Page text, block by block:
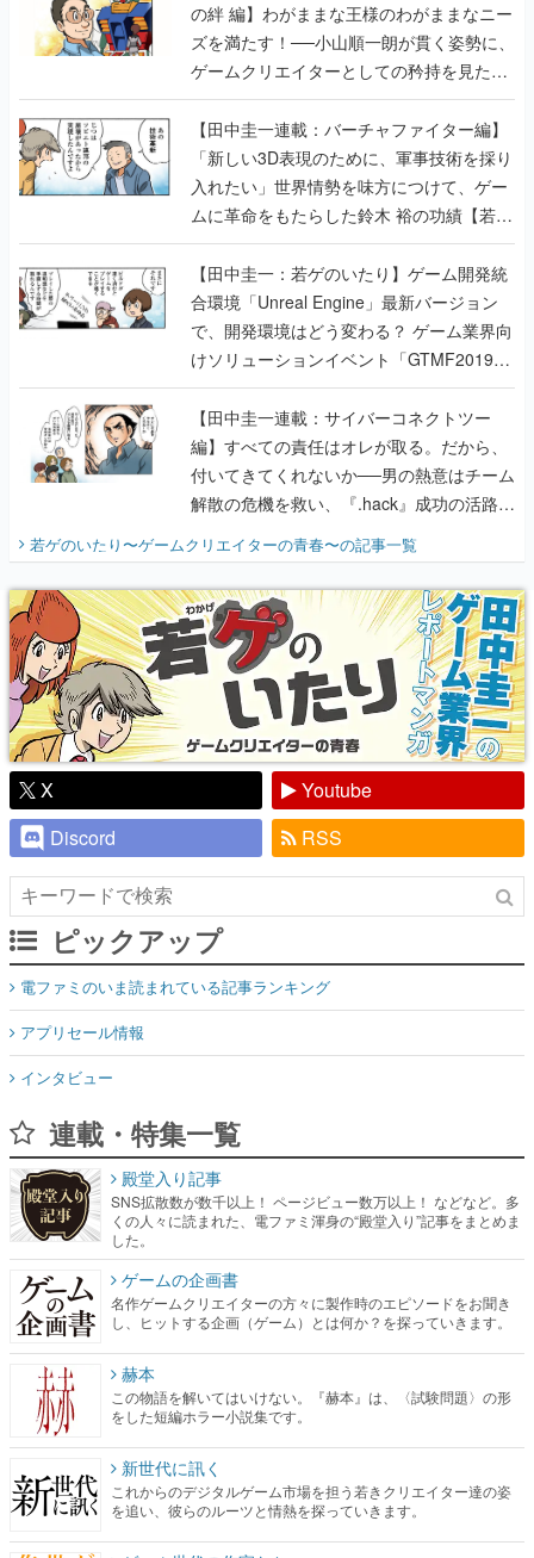
の絆 編】わがままな王様のわがままなニー
ズを満たす！──小山順一朗が貫く姿勢に、
ゲームクリエイターとしての矜持を見た
【若ゲのいたり最終回】
【田中圭一連載：バーチャファイター編】
「新しい3D表現のために、軍事技術を採り
入れたい」世界情勢を味方につけて、ゲー
ムに革命をもたらした鈴木 裕の功績【若ゲ
のいたり】
【田中圭一：若ゲのいたり】ゲーム開発統
合環境「Unreal Engine」最新バージョン
で、開発環境はどう変わる？ ゲーム業界向
けソリューションイベント「GTMF2019」
に行って、より理解を深めよう【PR】
【田中圭一連載：サイバーコネクトツー
編】すべての責任はオレが取る。だから、
付いてきてくれないか──男の熱意はチーム
解散の危機を救い、『.hack』成功の活路を
開く。業界の快男児・松山 洋に流れる血は
『少年ジャンプ』色だった【若ゲのいた
り】
若ゲのいたり〜ゲームクリエイターの青春〜の記事一覧
X
Youtube
Discord
RSS
ピックアップ
電ファミのいま読まれている記事ランキング
アプリセール情報
インタビュー
連載・特集一覧
殿堂入り記事
SNS拡散数が数千以上！ ページビュー数万以上！ などなど。多
くの人々に読まれた、電ファミ渾身の“殿堂入り”記事をまとめま
した。
ゲームの企画書
名作ゲームクリエイターの方々に製作時のエピソードをお聞き
し、ヒットする企画（ゲーム）とは何か？を探っていきます。
赫本
この物語を解いてはいけない。『赫本』は、〈試験問題〉の形
をした短編ホラー小説集です。
新世代に訊く
これからのデジタルゲーム市場を担う若きクリエイター達の姿
を追い、彼らのルーツと情熱を探っていきます。